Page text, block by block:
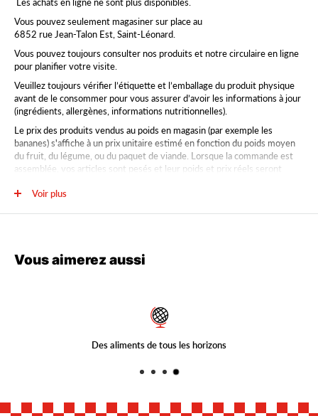
Vous pouvez seulement magasiner sur place au
6852 rue Jean-Talon Est, Saint-Léonard.
Vous pouvez toujours consulter nos produits et notre circulaire en ligne
pour planifier votre visite.
Veuillez toujours vérifier l’étiquette et l’emballage du produit physique
avant de le consommer pour vous assurer d’avoir les informations à jour
(ingrédients, allergènes, informations nutritionnelles).
Le prix des produits vendus au poids en magasin (par exemple les
bananes) s'affiche à un prix unitaire estimé en fonction du poids moyen
du fruit, du légume, ou du paquet de viande. Lorsque la commande est
assemblée, vos articles sont pesés et leur poids et prix réels seront
sur la page produit. Par exemple, le poids estimé d’une banane est de
Voir plus
Vous aimerez aussi
Préparez votre visite en découvrant nos